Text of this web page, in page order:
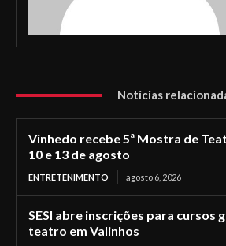
Notícias
Vinhedo recebe 5ª Mostra de
10 e 13 de agosto
ENTRETENIMENTO agosto 6, 2026
SESI abre inscrições para cursos
teatro em Valinhos